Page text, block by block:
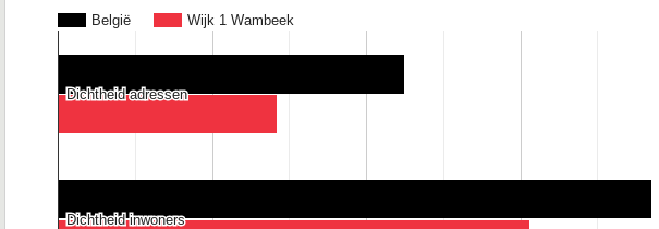
België Wijk 1 Wambeek
Dichtheid adressen
Dichtheid adressen
Dichtheid inwoners
Dichtheid inwoners